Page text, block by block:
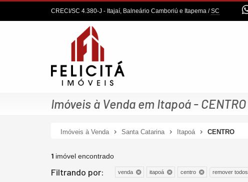
CRECI/SC 4.380-J - Itajaí, Balneário Camboriú e Itapema /SC
Imóveis à Venda em Itapoá - CENTRO
Imóveis à Venda Santa Catarina Itapoá CENTRO
1 imóvel encontrado
Filtrando por: venda itapoá centro remover todos